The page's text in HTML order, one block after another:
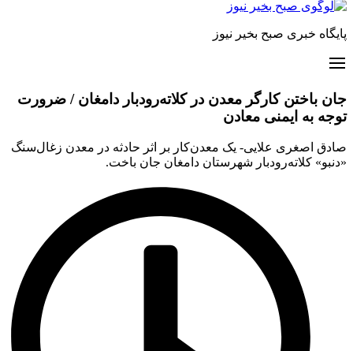
پایگاه خبری صبح بخیر نیوز
جان باختن کارگر معدن در کلاته‌رودبار دامغان / ضرورت
توجه به ایمنی معادن
صادق اصغری علایی- یک معدن‌کار بر اثر حادثه در معدن زغال‌سنگ
«دنبو» کلاته‌رودبار شهرستان دامغان جان باخت.